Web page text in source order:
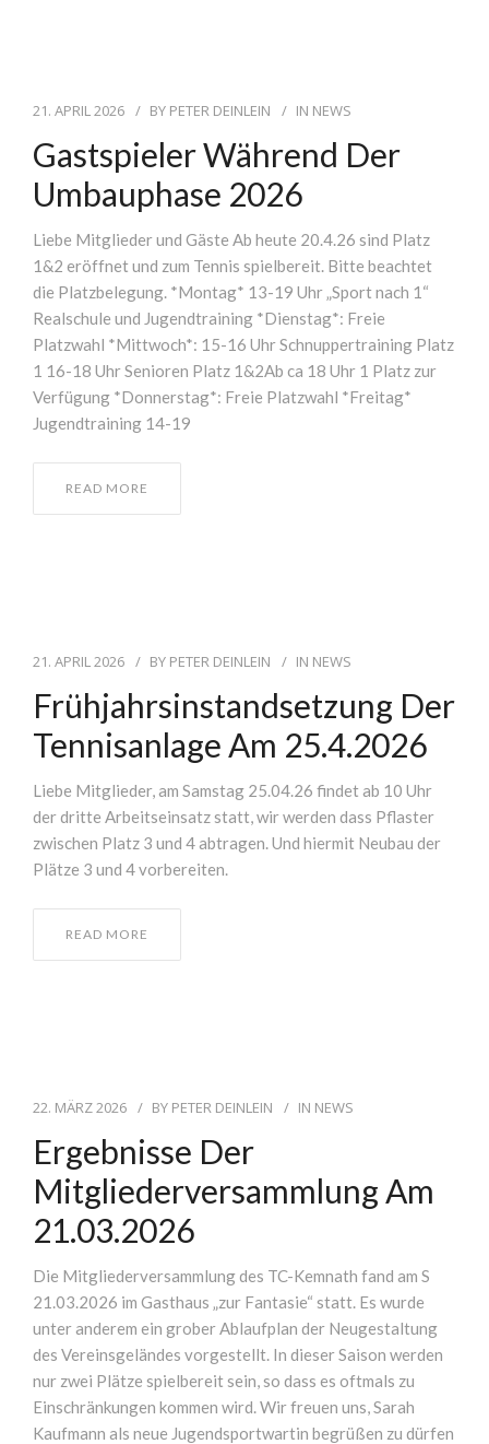
KONTAKT
JETZT PLATZ BUCHEN
21. APRIL 2026 BY PETER DEINLEIN IN NEWS
Gastspieler Während Der
Umbauphase 2026
Liebe Mitglieder und Gäste Ab heute 20.4.26 sind Platz
1&2 eröffnet und zum Tennis spielbereit. Bitte beachtet
die Platzbelegung. *Montag* 13-19 Uhr „Sport nach 1“
Realschule und Jugendtraining *Dienstag*: Freie
Platzwahl *Mittwoch*: 15-16 Uhr Schnuppertraining Platz
1 16-18 Uhr Senioren Platz 1&2Ab ca 18 Uhr 1 Platz zur
Verfügung *Donnerstag*: Freie Platzwahl *Freitag*
Jugendtraining 14-19
READ MORE
21. APRIL 2026 BY PETER DEINLEIN IN NEWS
Frühjahrsinstandsetzung Der
Tennisanlage Am 25.4.2026
Liebe Mitglieder, am Samstag 25.04.26 findet ab 10 Uhr
der dritte Arbeitseinsatz statt, wir werden dass Pflaster
zwischen Platz 3 und 4 abtragen. Und hiermit Neubau der
Plätze 3 und 4 vorbereiten.
READ MORE
22. MÄRZ 2026 BY PETER DEINLEIN IN NEWS
Ergebnisse Der
Mitgliederversammlung Am
21.03.2026
Die Mitgliederversammlung des TC-Kemnath fand am S
21.03.2026 im Gasthaus „zur Fantasie“ statt. Es wurde
unter anderem ein grober Ablaufplan der Neugestaltung
des Vereinsgeländes vorgestellt. In dieser Saison werden
nur zwei Plätze spielbereit sein, so dass es oftmals zu
Einschränkungen kommen wird. Wir freuen uns, Sarah
Kaufmann als neue Jugendsportwartin begrüßen zu dürfen